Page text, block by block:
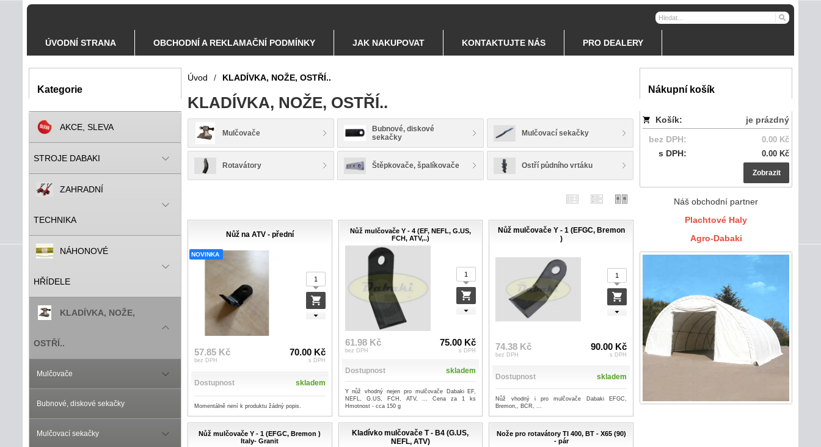
ÚVODNÍ STRANA OBCHODNÍ A REKLAMAČNÍ PODMÍNKY JAK NAKUPOVAT KONTAKTUJTE NÁS PRO DEALERY
Kategorie
AKCE, SLEVA
STROJE DABAKI
ZAHRADNÍ
TECHNIKA
NÁHONOVÉ
HŘÍDELE
KLADÍVKA, NOŽE,
OSTŘÍ..
Mulčovače
Bubnové, diskové sekačky
Mulčovací sekačky
Nákupní košík
Košík:
je prázdný
bez DPH:
0.00 Kč
s DPH: 0.00 Kč
Zobrazit
Náš obchodní partner
Plachtové Haly
Agro-Dabaki
Úvod / KLADÍVKA, NOŽE, OSTŘÍ..
KLADÍVKA, NOŽE, OSTŘÍ..
Mulčovače
Bubnové, diskové
sekačky
Mulčovací sekačky
Rotavátory Štěpkovače, špalíkovače Ostří půdního vrtáku
Nůž na ATV - přední
NOVINKA
57.85 Kč
bez DPH
70.00 Kč
s DPH
Dostupnost skladem
Momentálně není k produktu žádný popis.
Nůž mulčovače Y - 4 (EF, NEFL, G.US,
FCH, ATV,..)
61.98 Kč
bez DPH
75.00 Kč
s DPH
Dostupnost skladem
Y nůž vhodný nejen pro mulčovače Dabaki EF,
NEFL, G.US, FCH, ATV, ... Cena za 1 ks
Hmotnost - cca 150 g
Nůž mulčovače Y - 1 (EFGC, Bremon
)
74.38 Kč
bez DPH
90.00 Kč
s DPH
Dostupnost skladem
Nůž vhodný i pro mulčovače Dabaki EFGC,
Bremon,, BCR, ...
Nůž mulčovače Y - 1 (EFGC, Bremon )
Italy- Granit
Kladívko mulčovače T - B4 (G.US,
NEFL, ATV)
Nože pro rotavátory TI 400, BT - X65 (90)
- pár